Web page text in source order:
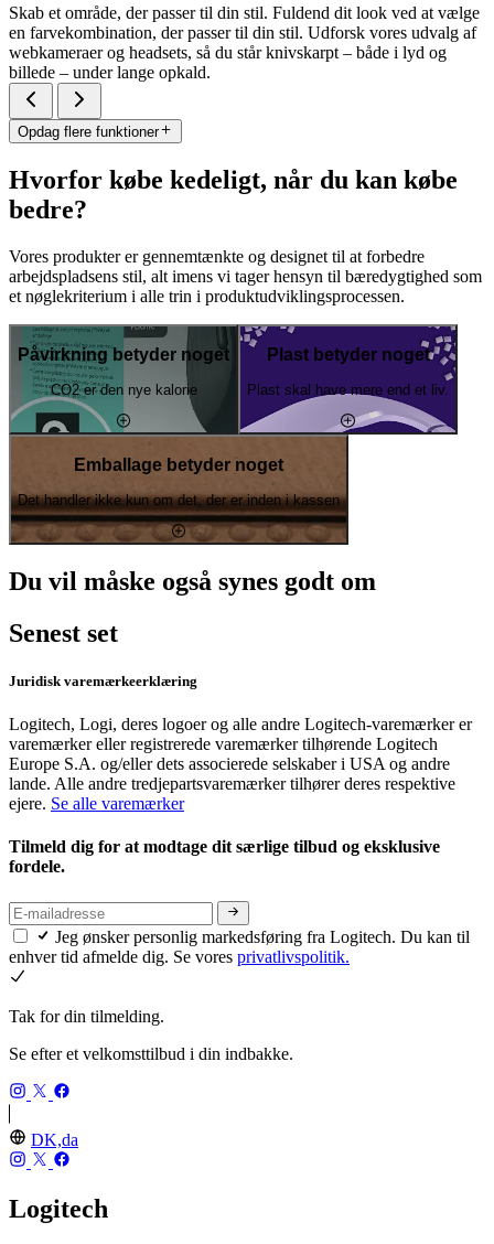
Skab et område, der passer til din stil. Fuldend dit look ved at vælge
en farvekombination, der passer til din stil. Udforsk vores udvalg af
webkameraer og headsets, så du står knivskarpt – både i lyd og
billede – under lange opkald.
Opdag flere funktioner
Hvorfor købe kedeligt, når du kan købe
bedre?
Vores produkter er gennemtænkte og designet til at forbedre
arbejdspladsens stil, alt imens vi tager hensyn til bæredygtighed som
et nøglekriterium i alle trin i produktudviklingsprocessen.
Påvirkning betyder noget
CO2 er den nye kalorie
Plast betyder noget
Plast skal have mere end et liv.
Emballage betyder noget
Det handler ikke kun om det, der er inden i kassen
Du vil måske også synes godt om
Senest set
Juridisk varemærkeerklæring
Logitech, Logi, deres logoer og alle andre Logitech-varemærker er
varemærker eller registrerede varemærker tilhørende Logitech
Europe S.A. og/eller dets associerede selskaber i USA og andre
lande. Alle andre tredjepartsvaremærker tilhører deres respektive
ejere. Se alle varemærker
Tilmeld dig for at modtage dit særlige tilbud og eksklusive
fordele.
Jeg ønsker personlig markedsføring fra Logitech. Du kan til
enhver tid afmelde dig. Se vores privatlivspolitik.
Tak for din tilmelding.
Se efter et velkomsttilbud i din indbakke.
DK,da
Logitech